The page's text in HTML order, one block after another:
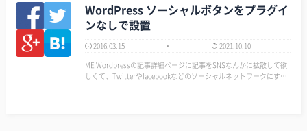
WordPress ソーシャルボタンをプラグイ
ンなしで設置
2016.03.15
2021.10.10
ME Wordpressの記事詳細ページに記事をSNSなんかに拡散して欲
しくて、Twitterやfacebookなどのソーシャルネットワークにすぐ